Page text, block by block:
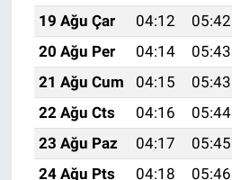
19 Ağu Çar
04:12 05:42
20 Ağu Per
04:14 05:43
21 Ağu Cum
04:15 05:43
22 Ağu Cts
04:16 05:44
23 Ağu Paz
04:17 05:45
24 Ağu Pts
04:18 05:46